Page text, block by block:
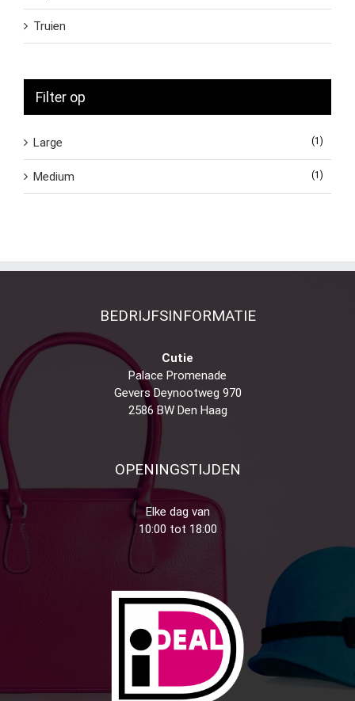
Truien
Filter op
Large (1)
Medium (1)
BEDRIJFSINFORMATIE
Cutie
Palace Promenade
Gevers Deynootweg 970
2586 BW Den Haag
OPENINGSTIJDEN
Elke dag van
10:00 tot 18:00